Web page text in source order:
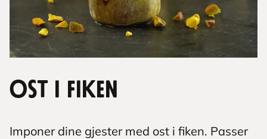
Ost i fiken
Imponer dine gjester med ost i fiken. Passer